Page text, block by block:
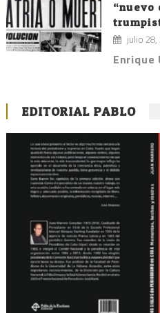
“nuevo
julio 28,
Enrique
EDITORIAL PABLO